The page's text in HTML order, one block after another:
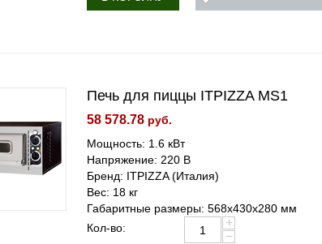
Печь для пиццы ITPIZZA MS1
58 578.78 руб.
Мощность: 1.6 кВт
Напряжение: 220 В
Бренд: ITPIZZA (Италия)
Вес: 18 кг
Габаритные размеры: 568х430х280 мм
Кол-во:
+
−